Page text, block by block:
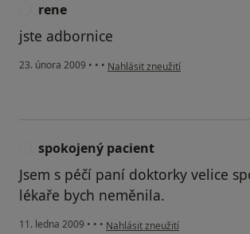
rene
jste adbornice
23. února 2009 • • • podle názoru uživatele rene
Nahlásit zneužití
spokojený pacient
Jsem s péčí paní doktorky velice
lékaře bych neměnila.
11. ledna 2009 • • • podle názoru uživatele
Nahlásit zneužití